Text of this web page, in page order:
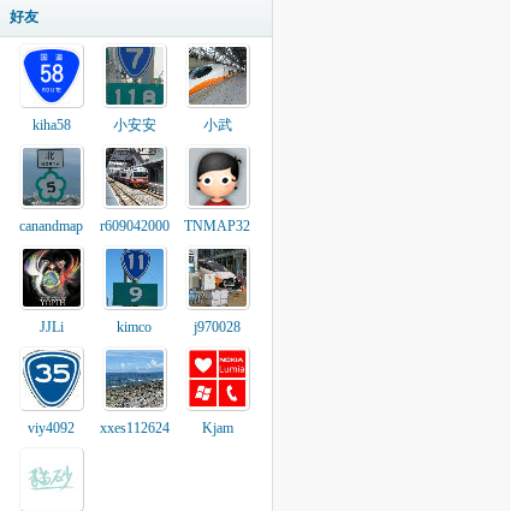
好友
kiha58 小安安 小武
canandmap r609042000 TNMAP32
JJLi kimco j970028
viy4092 xxes112624 Kjam